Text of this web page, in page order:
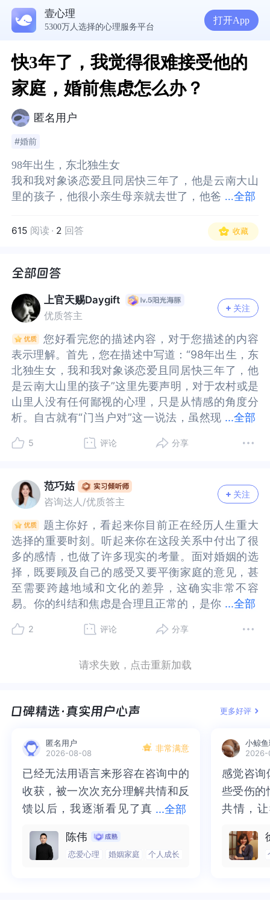
壹心理
5300万人选择的心理服务平台
打开App
快3年了，我觉得很难接受他的
家庭，婚前焦虑怎么办？
匿名用户
#婚前
...全部
98年出生，东北独生女
我和我对象谈恋爱且同居快三年了，他是云南大山
里的孩子，他很小亲生母亲就去世了，他爸
两个女儿。23年十月一，我和他回家并带着我爷爷
奶奶，当时是抱着准备结婚想了解一下他的家庭的
象和我在一起之前就和我说过他的家庭条件不好，
但我当时不在乎，亲身经历之后，我觉得我很难接
受的他家庭，他应该内心也很明白，从来都没有强
迫我做什么过，今年他非常希望我和他一起回家，
我说我不想去，最后我说我想陪着我爷爷奶奶他就
同意我不去了，因为我是三代独生女，我家在二三
线小城市，家里有三套房子（虽然东北现在房子不
值钱，但我从小都是衣食无忧的）。
我婚前焦虑的问题有以下几个
1.他的后妈明显很偏心，我带着我爷爷奶奶第一次
买新衣服，她女儿买苹果的手机，说换就换，我对
以上了，我每次说要给他换，他都不同意。
2.他们农村的亲戚关系让我很不想接受，可能农村
就是这样，纽带关系十分重要，我的成长中几乎没
有过，必须要去哪个亲戚家里拜年还是怎么样，都
是我想去就去，不想去就不去，亲戚来家里吃饭我
也可以自己在自己房间，不接待亲戚的。对于过于
需要频繁联系的亲戚关系，我感觉我很不能接受，
我和我对象说，将来我不愿意拜访接待亲友，他说
他可以面对不让我去做。但我觉得他还是希望我去
和他一块面对的。
3.我和我对象谈过，他是不是不愿意让他家里为我
为了我100%付出的。因为我的家庭条件肯定是比他
南，他愿意为了我来东北吗？他说那太冷了，偶尔
4.我和我对象在一起工作，同样的工作和工作地
饭，算得上百依百顺吧，我们在一起这么多年，可
以说很少吵架，他也愿意为了我改变自己，但我总
觉得他改变了以后，对我的爱变少了。
很好，毕竟同居了，就应该结婚。我妈说，他家要
么买房买车，要么拿出五十万，否则结婚免谈。我
98年出生，东北独生女
我和我对象谈恋爱且同居快三年了，他是云南大山
里的孩子，他很小亲生母亲就去世了，他爸娶了后
儿。23年十月一，我和他回家并带着我爷爷奶奶，
当时是抱着准备结婚想了解一下他的家庭的想法去
在一起之前就和我说过他的家庭条件不好，但我当
时不在乎，亲身经历之后，我觉得我很难接受的他
家庭，他应该内心也很明白，从来都没有强迫我做
什么过，今年他非常希望我和他一起回家，我说我
不想去，最后我说我想陪着我爷爷奶奶他就同意我
不去了，因为我是三代独生女，我家在二三线小城
市，家里有三套房子（虽然东北现在房子不值钱，
但我从小都是衣食无忧的）。
我婚前焦虑的问题有以下几个
1.他的后妈明显很偏心，我带着我爷爷奶奶第一次
买新衣服，她女儿买苹果的手机，说换就换，我对
以上了，我每次说要给他换，他都不同意。
2.他们农村的亲戚关系让我很不想接受，可能农村
就是这样，纽带关系十分重要，我的成长中几乎没
有过，必须要去哪个亲戚家里拜年还是怎么样，都
是我想去就去，不想去就不去，亲戚来家里吃饭我
也可以自己在自己房间，不接待亲戚的。对于过于
需要频繁联系的亲戚关系，我感觉我很不能接受，
我和我对象说，将来我不愿意拜访接待亲友，他说
他可以面对不让我去做。但我觉得他还是希望我去
和他一块面对的。
3.我和我对象谈过，他是不是不愿意让他家里为我
为了我100%付出的。因为我的家庭条件肯定是比他
南，他愿意为了我来东北吗？他说那太冷了，偶尔
4.我和我对象在一起工作，同样的工作和工作地
饭，算得上百依百顺吧，我们在一起这么多年，可
以说很少吵架，他也愿意为了我改变自己，但我总
觉得他改变了以后，对我的爱变少了。
很好，毕竟同居了，就应该结婚。我妈说，他家要
么买房买车，要么拿出五十万，否则结婚免谈。我
615 阅读 · 2 回答 收藏
上官天赐Daygift
优质答主
关注
...全部
您好看完您的描述内容，对于您描述的内容
表示理解。首先，您在描述中写道：“98年出生，东
北独生女，我和我对象谈恋爱且同居快三年了，他
是云南大山里的孩子”这里先要声明，对于农村或是
山里人没有任何鄙视的心理，只是从情感的角度分
析。自古就有“门当户对”这一说法，虽然现
非常常见的，那同属华夏人又有什么问题呢？这里
的门当户对指的是价值观、受教育程度等，实际上
与经济没有太大的联系，古人认为经济对等才是门
当户对，用现代人的解释就是古人的经济是教育程
度的传承与价值观的结合。回到您的描述上来看，
如果在不考虑两人的经济情况与成长经历，可以说
您和您的对象还是可以成就一番情感的，那这里就
出现一个问题了，您能不能抛开您全部的家人以及
家人提供的经济，只依靠自己挣的钱加上您的对象
也同样行为，那可以说您两人结婚完全没有任何问
题。那问题是您可能抛开您的家人吗？而他又是不
是愿意抛开他的家人呢？事实上您在描述中也提到
为了我来东北吗？他说那太冷了，偶尔呆可以长期
可以，时间长了也不一定能接受。至少从这里来看
假话。可能对于现在的您来说，您宁可他说一句“违
述中写道：“当时是抱着准备结婚想了解一下他的家
庭的想法去的，去了之后发现完全超乎我的想象，
我对象和我在一起之前就和我说过他的家庭条件不
难接受的他家庭，他应该内心也很明白，从来都没
有强迫我做什么过”从这段描述内容来看，他对于您
表示理解。首先，您在描述中写道：“98年出生，东
北独生女，我和我对象谈恋爱且同居快三年了，他
是云南大山里的孩子”这里先要声明，对于农村或是
山里人没有任何鄙视的心理，只是从情感的角度分
析。自古就有“门当户对”这一说法，虽然现在国家
见的，那同属华夏人又有什么问题呢？这里就需要
户对指的是价值观、受教育程度等，实际上与经济
没有太大的联系，古人认为经济对等才是门当户
对，用现代人的解释就是古人的经济是教育程度的
传承与价值观的结合。回到您的描述上来看，如果
在不考虑两人的经济情况与成长经历，可以说您和
您的对象还是可以成就一番情感的，那这里就出现
一个问题了，您能不能抛开您全部的家人以及家人
提供的经济，只依靠自己挣的钱加上您的对象也同
样行为，那可以说您两人结婚完全没有任何问题。
那问题是您可能抛开您的家人吗？而他又是不是愿
意抛开他的家人呢？事实上您在描述中也提到了“我
我来东北吗？他说那太冷了，偶尔呆可以长期
可以，时间长了也不一定能接受。至少从这里来看
假话。可能对于现在的您来说，您宁可他说一句“违
述中写道：“当时是抱着准备结婚想了解一下他的家
庭的想法去的，去了之后发现完全超乎我的想象，
我对象和我在一起之前就和我说过他的家庭条件不
难接受的他家庭，他应该内心也很明白，从来都没
有强迫我做什么过”从这段描述内容来看，他对于您
5 评论 分享
范巧姑
咨询达人/优质答主
关注
...全部
题主你好，看起来你目前正在经历人生重大
选择的重要时刻。听起来你在这段关系中付出了很
多的感情，也做了许多现实的考量。面对婚姻的选
择，既要顾及自己的感受又要平衡家庭的意见，甚
至需要跨越地域和文化的差异，这确实非常不容
易。你的纠结和焦虑是合理且正常的，是你
得你需要梳理出核心的矛盾在哪里？你自己的核心
济和偏心的问题：你提到对象的家庭存在明显的偏
庭无法给予经济支持，你和你对象是否有能力独立
对未来的责任感？你们是否有讨论过婚后如果管理
财务？2、复杂的亲戚关系与边界问题：你担心无法
适应他家庭中紧密的亲戚纽带，而他说他可以承担
这部分责任。你是否能接受他在处理亲戚事物时占
用你们共同的时间或资源？如果他偶尔需要你配合
明确“家庭边界规则”。3、地域迁移和付出平衡：你
愿意为了他远嫁云南，但他对定居东北的态度“偶尔
选择的重要时刻。听起来你在这段关系中付出了很
多的感情，也做了许多现实的考量。面对婚姻的选
择，既要顾及自己的感受又要平衡家庭的意见，甚
至需要跨越地域和文化的差异，这确实非常不容
易。你的纠结和焦虑是合理且正常的，是你认真对
要梳理出核心的矛盾在哪里？你自己的核心需求是
心的问题：你提到对象的家庭存在明显的偏心，这
给予经济支持，你和你对象是否有能力独立承担生
的责任感？你们是否有讨论过婚后如果管理财务？
2、复杂的亲戚关系与边界问题：你担心无法适应他
家庭中紧密的亲戚纽带，而他说他可以承担这部分
责任。你是否能接受他在处理亲戚事物时占用你们
共同的时间或资源？如果他偶尔需要你配合（如重
庭边界规则”。3、地域迁移和付出平衡：你愿意为
了他远嫁云南，但他对定居东北的态度“偶尔可以，
2 评论 分享
请求失败，点击重新加载
更多好评
匿名用户
2026-08-08
非常满意
...全部
已经无法用语言来形容在咨询中的
收获，被一次次充分理解共情和反
馈以后，我逐渐看见了真
清晰，也慢慢找回了内在的力量。
虽然不知道还要有多久的路要走，
已经无法用语言来形容在咨询中的
收获，被一次次充分理解共情和反
馈以后，我逐渐看见了真实的那
也慢慢找回了内在的力量。虽然不
知道还要有多久的路要走，但我很
陈伟
恋爱心理 婚姻家庭 个人成长
小鲸
感觉咨询
些受伤的
共情，
一部分
而且当
感觉咨询
些受伤的
共情，让
处理的
询师准